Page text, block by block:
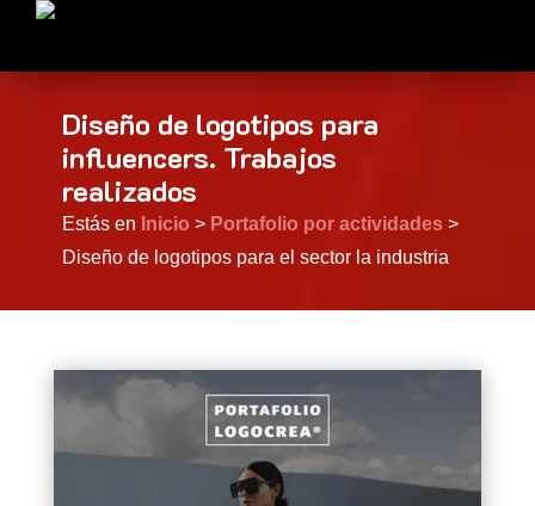
Diseño de logotipos para
influencers. Trabajos
realizados
Estás en Inicio > Portafolio por actividades>
Diseño de logotipos para el sector la industria